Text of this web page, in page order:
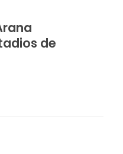
de